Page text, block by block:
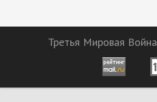
Третья Мировая